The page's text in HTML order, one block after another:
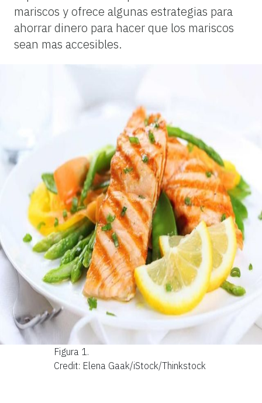
mariscos y ofrece algunas estrategias para
ahorrar dinero para hacer que los mariscos
sean mas accesibles.
Figura 1.
Credit: Elena Gaak/iStock/Thinkstock